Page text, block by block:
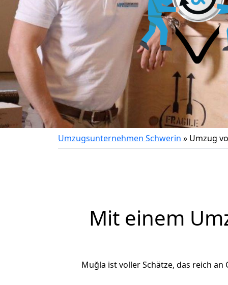
Umzugsunternehmen Schwerin » Umzug
Mit einem
Muğla ist voller Schätze, das reich